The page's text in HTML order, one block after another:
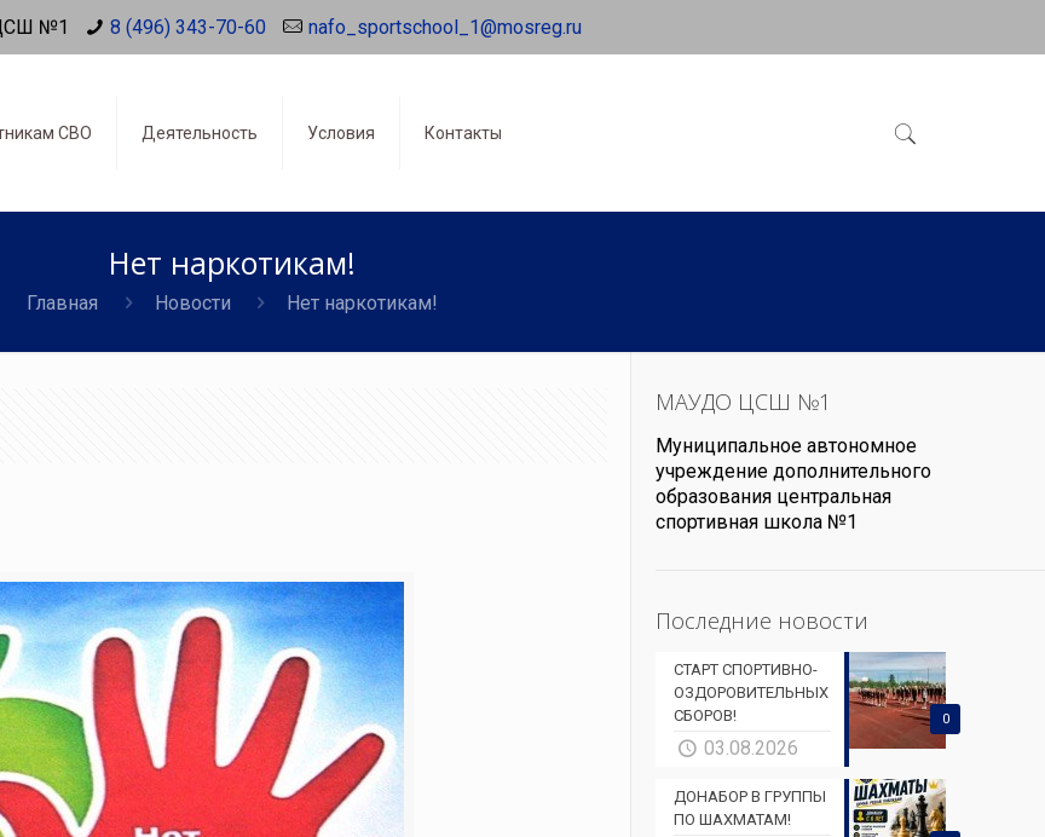
№1 8 (496) 343-70-60 nafo_sportschool_1@mosreg.ru
СВО Деятельность Условия Контакты
Нет наркотикам!
Главная Новости Нет наркотикам!
МАУДО ЦСШ №1
Муниципальное автономное
учреждение дополнительного
образования центральная
спортивная школа №1
Последние новости
0
СТАРТ СПОРТИВНО-
ОЗДОРОВИТЕЛЬНЫХ
СБОРОВ!
03.08.2026
ДОНАБОР В ГРУППЫ
ПО ШАХМАТАМ!